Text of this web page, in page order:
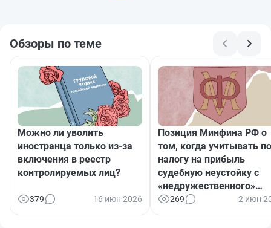
Обзоры по теме
Можно ли уволить
иностранца только из‑за
включения в реестр
контролируемых лиц?
379 16 июн 2026
Позиция Минфина РФ о
том, когда учитывать по
налогу на прибыль
судебную неустойку с
«недружественного»
иностранца
269 2 июн